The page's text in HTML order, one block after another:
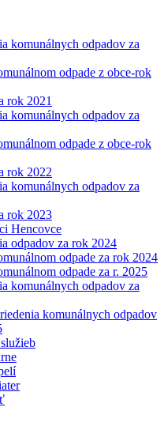
komunálnych odpadov za
odpade z obce-rok
rok 2021
komunálnych odpadov za
odpade z obce-rok
rok 2022
komunálnych odpadov za
rok 2023
Hencovce
odpadov za rok 2024
odpade za rok 2024
odpade za r. 2025
komunálnych odpadov za
komunálnych odpadov